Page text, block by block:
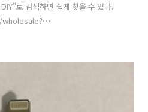
로 검색하면 쉽게 찾을 수 있다.
부분을 보면 5V, D-, D+, GND라고
의 몸통을 위로 끼워주면 된다. 출